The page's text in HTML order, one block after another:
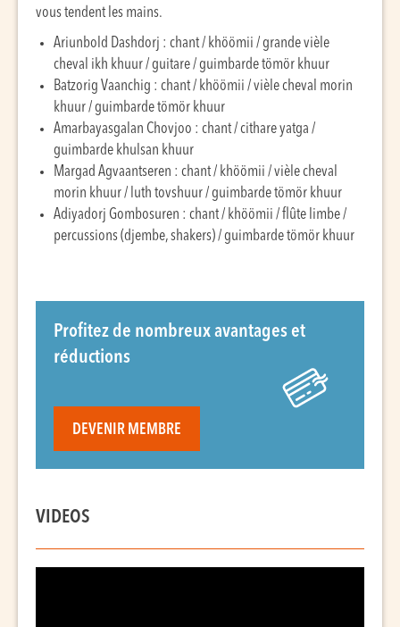
vous tendent les mains.
Ariunbold Dashdorj : chant / khöömii / grande vièle
cheval ikh khuur / guitare / guimbarde tömör khuur
Batzorig Vaanchig : chant / khöömii / vièle cheval morin
khuur / guimbarde tömör khuur
Amarbayasgalan Chovjoo : chant / cithare yatga /
guimbarde khulsan khuur
Margad Agvaantseren : chant / khöömii / vièle cheval
morin khuur / luth tovshuur / guimbarde tömör khuur
Adiyadorj Gombosuren : chant / khöömii / flûte limbe /
percussions (djembe, shakers) / guimbarde tömör khuur
Profitez de nombreux avantages et
réductions
DEVENIR MEMBRE
VIDEOS